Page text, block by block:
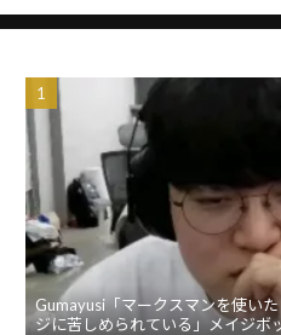
Gumayusi「マークスマンを使い
ジに苦しめられている」メイジボ